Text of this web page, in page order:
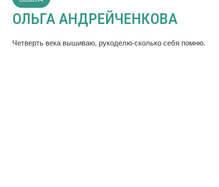
ОЛЬГА АНДРЕЙЧЕНКОВА
Четверть века вышиваю, рукоделю-сколько себя помню.